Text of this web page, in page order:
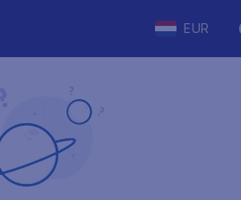
EUR